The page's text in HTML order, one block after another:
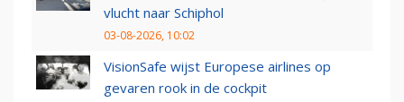
vlucht naar Schiphol
03-08-2026, 10:02
VisionSafe wijst Europese airlines op
gevaren rook in de cockpit